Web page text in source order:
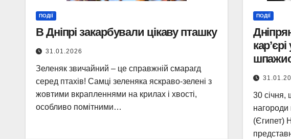
ПОДІЇ
В Дніпрі закарбували цікаву пташку
31.01.2026
Зеленяк звичайний – це справжній смарагд
серед птахів! Самці зеленяка яскраво-зелені з
жовтими вкрапленнями на крилах і хвості,
особливо помітними…
ПОДІЇ
30 січня,
нагороди
(Єгипет)